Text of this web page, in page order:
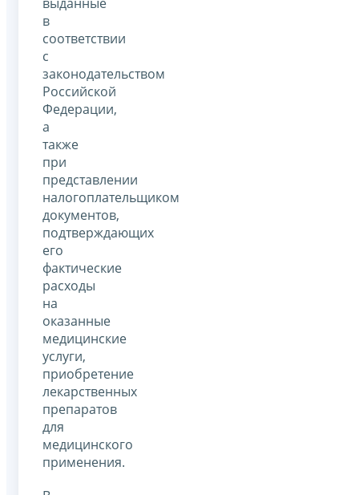
в
соответствии
с
законодательством
Российской
Федерации,
а
также
при
представлении
налогоплательщиком
документов,
подтверждающих
его
фактические
расходы
на
оказанные
медицинские
услуги,
приобретение
лекарственных
препаратов
для
медицинского
применения.